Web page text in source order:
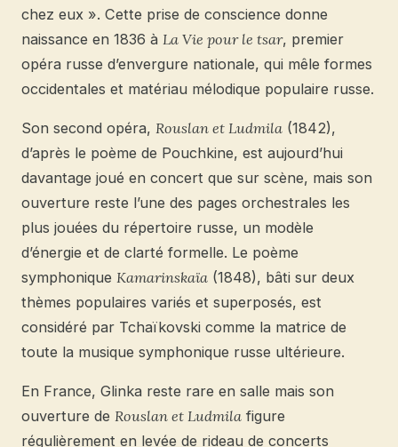
chez eux ». Cette prise de conscience donne
naissance en 1836 à La Vie pour le tsar, premier
opéra russe d’envergure nationale, qui mêle formes
occidentales et matériau mélodique populaire russe.
Son second opéra, Rouslan et Ludmila (1842),
d’après le poème de Pouchkine, est aujourd’hui
davantage joué en concert que sur scène, mais son
ouverture reste l’une des pages orchestrales les
plus jouées du répertoire russe, un modèle
d’énergie et de clarté formelle. Le poème
symphonique Kamarinskaïa (1848), bâti sur deux
thèmes populaires variés et superposés, est
considéré par Tchaïkovski comme la matrice de
toute la musique symphonique russe ultérieure.
En France, Glinka reste rare en salle mais son
ouverture de Rouslan et Ludmila figure
régulièrement en levée de rideau de concerts